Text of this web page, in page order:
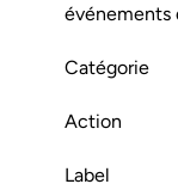
événements
Catégorie
Action
Label